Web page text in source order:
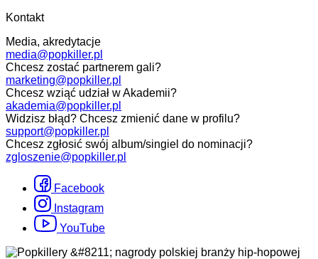
Kontakt
Media, akredytacje
media@popkiller.pl
Chcesz zostać partnerem gali?
marketing@popkiller.pl
Chcesz wziąć udział w Akademii?
akademia@popkiller.pl
Widzisz błąd? Chcesz zmienić dane w profilu?
support@popkiller.pl
Chcesz zgłosić swój album/singiel do nominacji?
zgloszenie@popkiller.pl
Facebook
Instagram
YouTube